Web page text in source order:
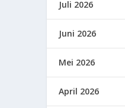
Juli 2026
Juni 2026
Mei 2026
April 2026